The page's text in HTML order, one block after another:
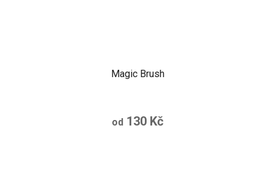
Magic Brush
od 130 Kč